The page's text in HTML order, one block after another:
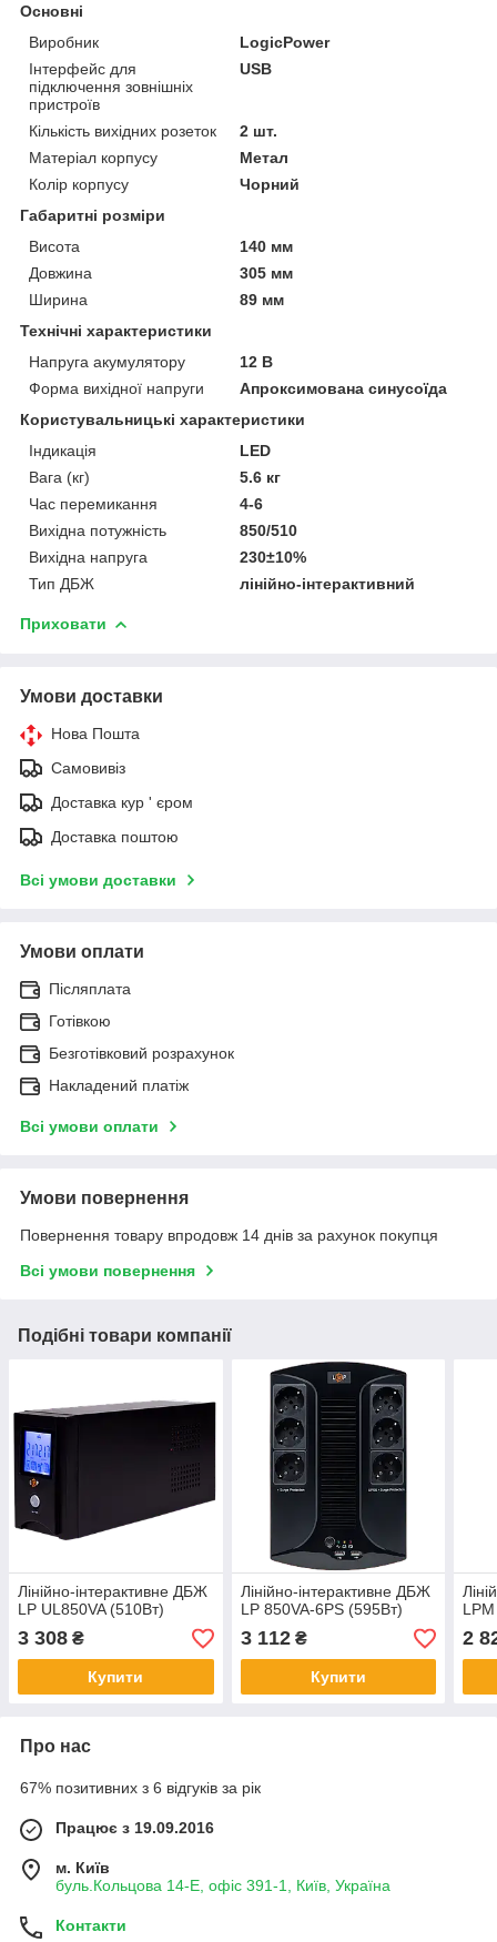
Основні
Виробник
LogicPower
Інтерфейс для
підключення зовнішніх
пристроїв
USB
Кількість вихідних розеток
2 шт.
Матеріал корпусу
Метал
Колір корпусу
Чорний
Габаритні розміри
Висота
140 мм
Довжина
305 мм
Ширина
89 мм
Технічні характеристики
Напруга акумулятору
12 В
Форма вихідної напруги
Апроксимована синусоїда
Користувальницькі характеристики
Індикація
LED
Вага (кг)
5.6 кг
Час перемикання
4-6
Вихідна потужність
850/510
Вихідна напруга
230±10%
Тип ДБЖ
лінійно-інтерактивний
Приховати
Умови доставки
Нова Пошта
Самовивіз
Доставка кур ' єром
Доставка поштою
Всі умови доставки
Умови оплати
Післяплата
Готівкою
Безготівковий розрахунок
Накладений платіж
Всі умови оплати
Умови повернення
Повернення товару впродовж 14 днів за рахунок покупця
Всі умови повернення
Подібні товари компанії
Лінійно-інтерактивне ДБЖ
LP UL850VA (510Вт)
3 308 ₴
Купити
Лінійно-інтерактивне ДБЖ
LP 850VA-6PS (595Вт)
3 112₴
Купити
LPМ
2
Про нас
67% позитивних з 6 відгуків за рік
Працює з 19.09.2016
м. Київ
буль.Кольцова 14-Е, офіс 391-1, Київ, Україна
Контакти